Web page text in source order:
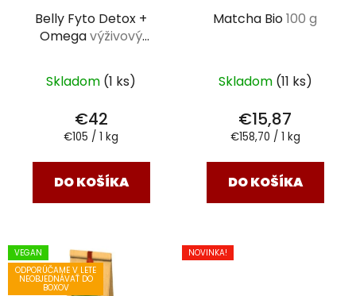
Belly Fyto Detox +
Omegavýživový
Skladom (1 ks)
€42
Jednotková
€105 / 1 kg
DO KOŠÍKA
Matcha Bio100 g
Skladom (11 ks)
€15,87
Jednotková
€158,70 / 1 kg
DO KOŠÍKA
VEGAN
ODPORÚČAME V LETE
NEOBJEDNÁVAŤ DO
BOXOV
NOVINKA!